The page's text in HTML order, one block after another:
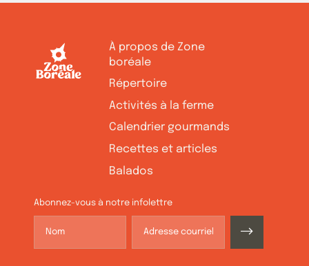
À propos de Zone
boréale
Répertoire
Activités à la ferme
Calendrier gourmands
Recettes et articles
Balados
Abonnez-vous à notre infolettre